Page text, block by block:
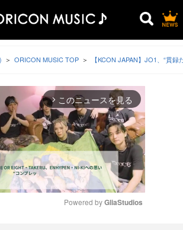
ORICON MUSIC TOP 【KCON JAPAN】JO1、“貫
arrow_forward_ios このニュースを見る
Powered by GliaStudios